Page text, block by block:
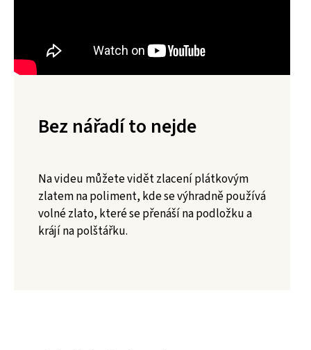
Bez nářadí to nejde
Na videu můžete vidět zlacení plátkovým
zlatem na poliment, kde se výhradně používá
volné zlato, které se přenáší na podložku a
krájí na polštářku.